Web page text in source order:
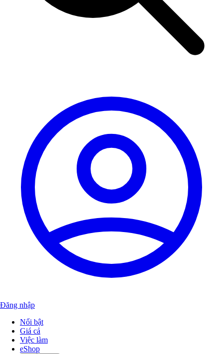
Đăng nhập
Nổi bật
Giá cả
Việc làm
eShop